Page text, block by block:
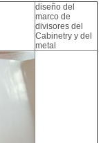
diseño del
marco de
divisores del
Cabinetry y del
metal